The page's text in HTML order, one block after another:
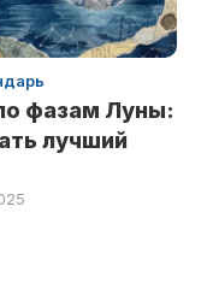
фазам Луны:
лучший